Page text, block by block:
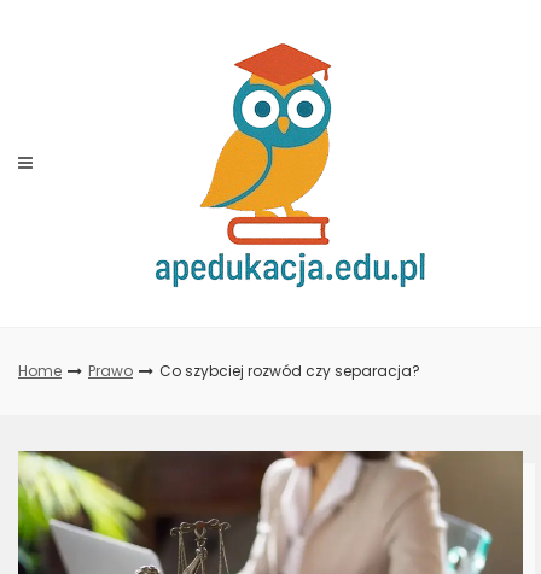
Home Prawo Co szybciej rozwód czy separacja?